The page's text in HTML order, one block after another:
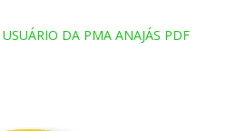
DA PMA ANAJÁS PDF